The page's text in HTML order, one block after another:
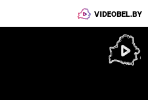
VIDEOBEL.BY